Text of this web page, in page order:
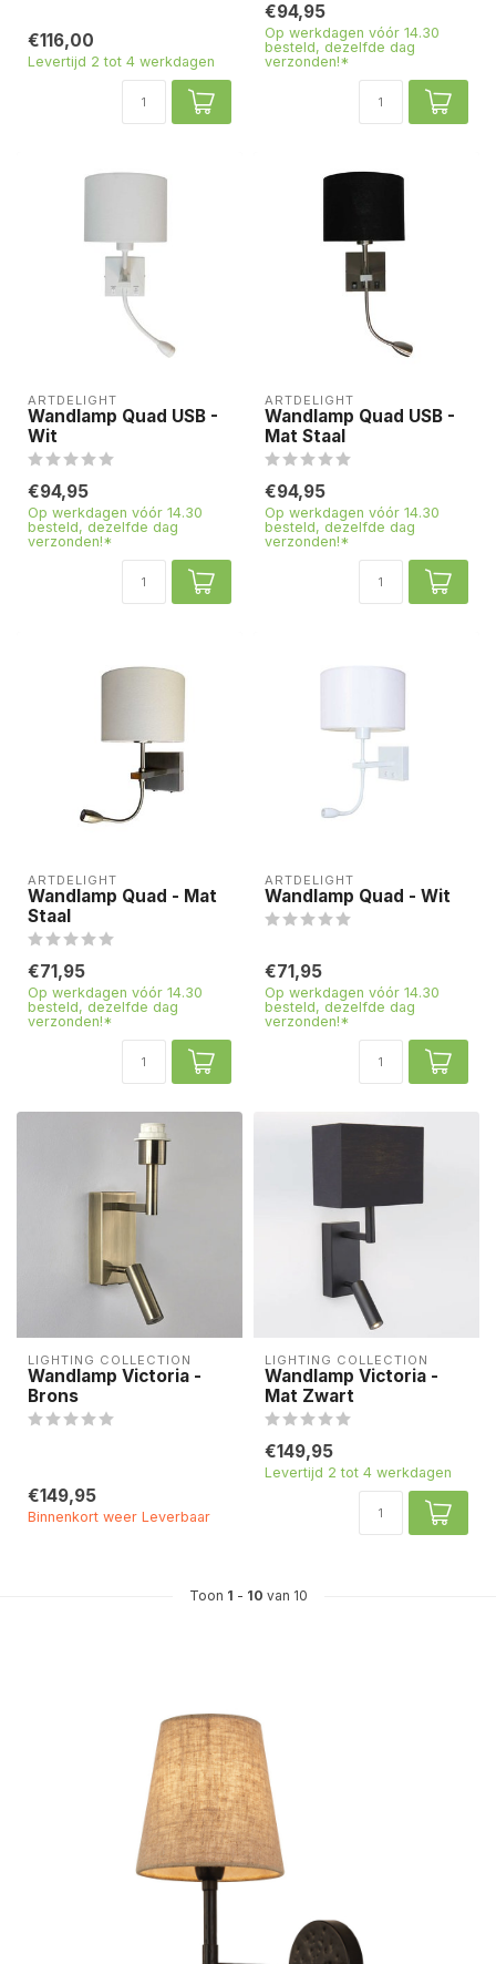
€116,00
Levertijd 2 tot 4 werkdagen
€94,95
Op werkdagen vóór 14.30
besteld, dezelfde dag
verzonden!*
ARTDELIGHT
Wandlamp Quad USB -
Wit
€94,95
Op werkdagen vóór 14.30
besteld, dezelfde dag
verzonden!*
ARTDELIGHT
Wandlamp Quad USB -
Mat Staal
€94,95
Op werkdagen vóór 14.30
besteld, dezelfde dag
verzonden!*
ARTDELIGHT
Wandlamp Quad - Mat
Staal
€71,95
Op werkdagen vóór 14.30
besteld, dezelfde dag
verzonden!*
ARTDELIGHT
Wandlamp Quad - Wit
€71,95
Op werkdagen vóór 14.30
besteld, dezelfde dag
verzonden!*
LIGHTING COLLECTION
Wandlamp Victoria -
Brons
€149,95
Binnenkort weer Leverbaar
LIGHTING COLLECTION
Wandlamp Victoria -
Mat Zwart
€149,95
Levertijd 2 tot 4 werkdagen
Toon 1 - 10 van 10